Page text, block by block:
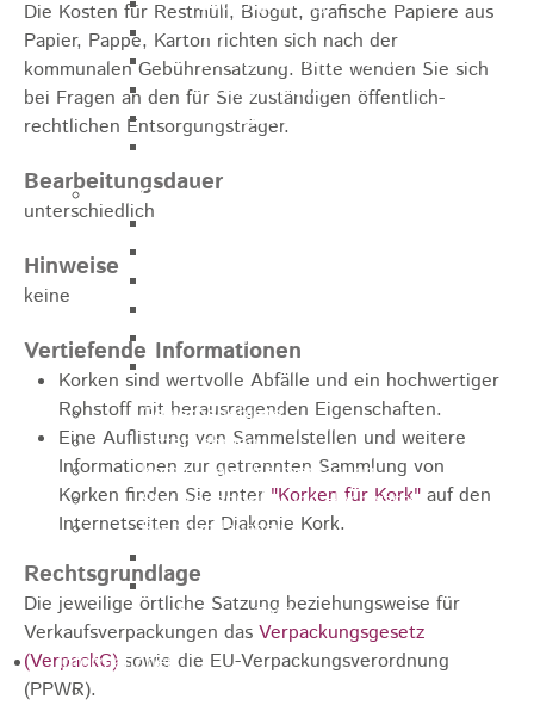
ELR
Städtische Wohnbau-GmbH
Wohnbauplätze
Interessenliste
Gewerbe-Immobilien-Service
Gmünder Str. 5
Ev. Pfarrhaus Hauptstraße 46
Gewerbegebiete
Unternehmen
Kommunale Wärmeplanung
Starkregenrisiko und Hochwasser
Breitbandausbau
Breitband - Eigenwirtschaftlicher
Ausbau - TNG
Informationen
Die Kosten für Restmüll, Biogut, grafische Papiere aus
Papier, Pappe, Karton richten sich nach der
kommunalen Gebührensatzung. Bitte wenden Sie sich
bei Fragen an den für Sie zuständigen öffentlich-
rechtlichen Entsorgungsträger.
Bearbeitungsdauer
unterschiedlich
Hinweise
keine
Vertiefende Informationen
Korken sind wertvolle Abfälle und ein hochwertiger
Rohstoff mit herausragenden Eigenschaften.
Eine Auflistung von Sammelstellen und weitere
Informationen zur getrennten Sammlung von
Korken finden Sie unter "Korken für Kork" auf den
Internetseiten der Diakonie Kork.
Rechtsgrundlage
Die jeweilige örtliche Satzung beziehungsweise für
Verkaufsverpackungen das Verpackungsgesetz
(VerpackG) sowie die EU-Verpackungsverordnung
(PPWR).